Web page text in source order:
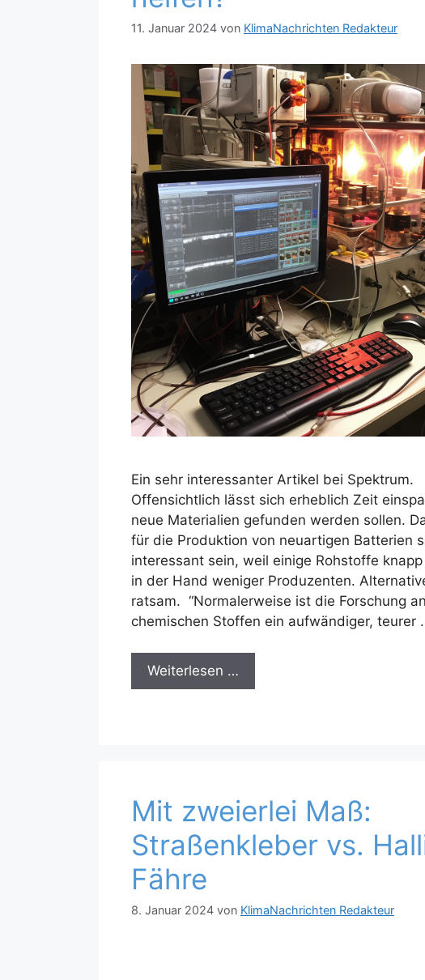
11. Januar 2024 von KlimaNachrichten Redakteur
Ein sehr interessanter Artikel bei Spektrum.
Offensichtlich lässt sich erheblich Zeit
neue Materialien gefunden werden sollen.
für die Produktion von neuartigen Batterien
interessant sein, weil einige Rohstoffe
in der Hand weniger Produzenten.
ratsam. “Normalerweise ist die Forschung
chemischen Stoffen ein aufwändiger, teurer
Weiterlesen …
Mit zweierlei Maß:
Straßenkleber vs.
Fähre
8. Januar 2024 von KlimaNachrichten Redakteur